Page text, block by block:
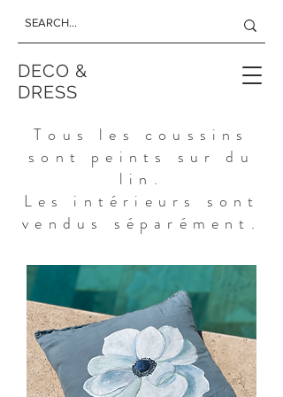
DECO &
DRESS
Tous les coussins
sont peints sur du
lin.
Les intérieurs sont
vendus séparément.